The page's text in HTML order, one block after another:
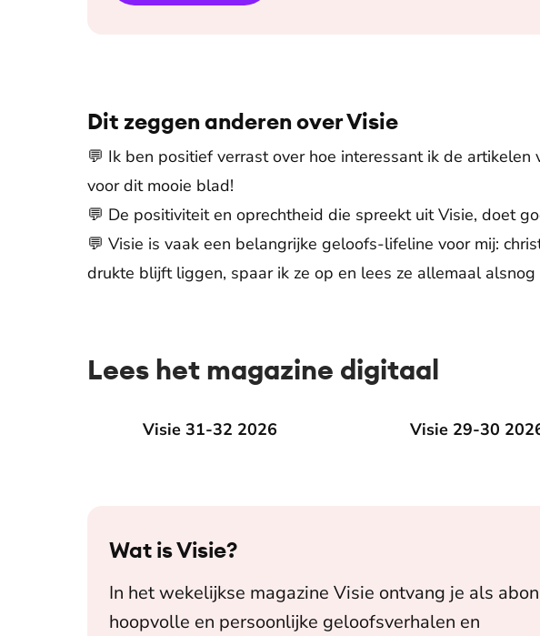
Dit zeggen anderen over Visie
💬 Ik ben positief verrast over hoe interessant ik de
voor dit mooie blad!
💬 De positiviteit en oprechtheid die spreekt uit Visie, doet
💬 Visie is vaak een belangrijke geloofs-lifeline voor mij:
drukte blijft liggen, spaar ik ze op en lees ze allemaal
Lees het magazine digitaal
Visie 31-32 2026
Visie 31-32 2026 Visie 29-30
Visie 29-30 2026
Wat isVisie?
In het wekelijkse magazine Visie ontvang je als
hoopvolle en persoonlijke geloofsverhalen en